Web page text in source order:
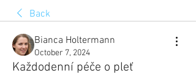
Back
Bianca Holtermann
October 7, 2024
Každodenní péče o pleť